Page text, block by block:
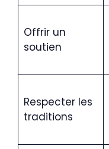
Offrir un
soutien
Respecter les
traditions